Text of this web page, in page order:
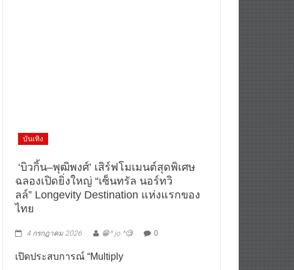
บันเทิง
‘บิวกิ้น–พุฒิพงศ์’ เสิร์ฟโมเมนต์สุดพิเศษ
ฉลองเปิดยิ่งใหญ่ “เซ็นทรัล นอร์ทวิ
ลล์” Longevity Destination แห่งแรกของ
ไทย
4 กรกฎาคม 2026 😁^ jo ^🧐 0
เปิดประสบการณ์ “Multiply